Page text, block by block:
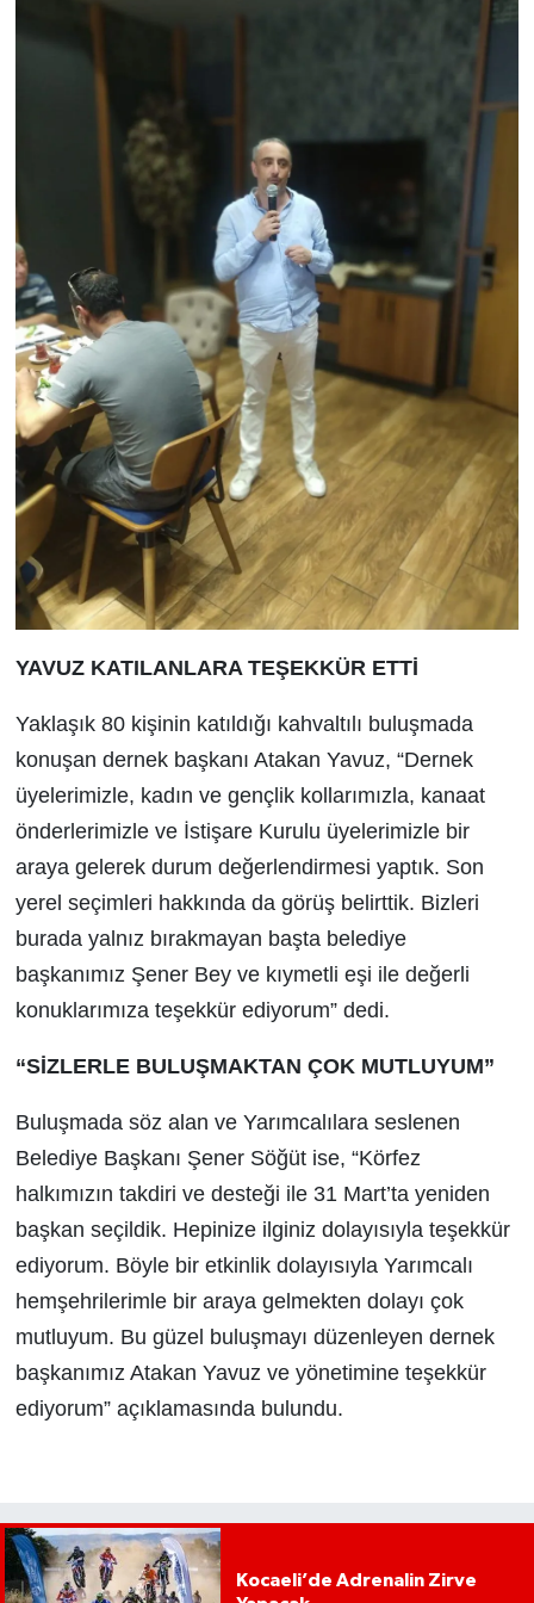
YAVUZ KATILANLARA TEŞEKKÜR ETTİ
Yaklaşık 80 kişinin katıldığı kahvaltılı buluşmada
konuşan dernek başkanı Atakan Yavuz, “Dernek
üyelerimizle, kadın ve gençlik kollarımızla, kanaat
önderlerimizle ve İstişare Kurulu üyelerimizle bir
araya gelerek durum değerlendirmesi yaptık. Son
yerel seçimleri hakkında da görüş belirttik. Bizleri
burada yalnız bırakmayan başta belediye
başkanımız Şener Bey ve kıymetli eşi ile değerli
konuklarımıza teşekkür ediyorum” dedi.
“SİZLERLE BULUŞMAKTAN ÇOK MUTLUYUM”
Buluşmada söz alan ve Yarımcalılara seslenen
Belediye Başkanı Şener Söğüt ise, “Körfez
halkımızın takdiri ve desteği ile 31 Mart’ta yeniden
başkan seçildik. Hepinize ilginiz dolayısıyla teşekkür
ediyorum. Böyle bir etkinlik dolayısıyla Yarımcalı
hemşehrilerimle bir araya gelmekten dolayı çok
mutluyum. Bu güzel buluşmayı düzenleyen dernek
başkanımız Atakan Yavuz ve yönetimine teşekkür
ediyorum” açıklamasında bulundu.
Kocaeli’de Adrenalin Zirve